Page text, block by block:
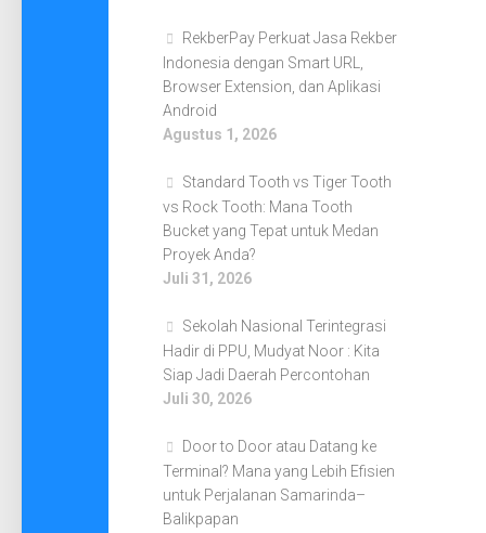
RekberPay Perkuat Jasa Rekber
Indonesia dengan Smart URL,
Browser Extension, dan Aplikasi
Android
Agustus 1, 2026
Standard Tooth vs Tiger Tooth
vs Rock Tooth: Mana Tooth
Bucket yang Tepat untuk Medan
Proyek Anda?
Juli 31, 2026
Sekolah Nasional Terintegrasi
Hadir di PPU, Mudyat Noor : Kita
Siap Jadi Daerah Percontohan
Juli 30, 2026
Door to Door atau Datang ke
Terminal? Mana yang Lebih Efisien
untuk Perjalanan Samarinda–
Balikpapan